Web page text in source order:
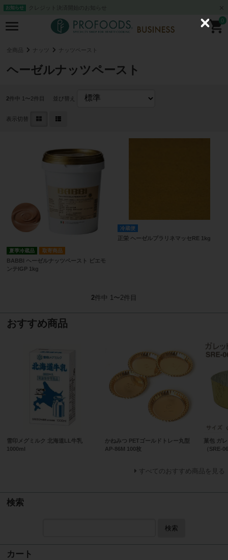
お知らせ クレジット決済開始のお知らせ
0
全商品 ナッツ ナッツペースト
ヘーゼルナッツペースト
2件中 1〜2件目 並び替え
表示切替
夏季冷蔵品 取寄商品
BABBI ヘーゼルナッツペースト ピエモ
ンテIGP 1kg
冷蔵便
正栄 ヘーゼルプラリネマッセRE 1kg
2件中 1〜2件目
おすすめ商品
雪印メグミルク 北海道LL牛乳
1000ml
かねみつ PETゴールドトレー丸型
AP-86M 100枚
菓包 ガ
（SRE-
すべてのおすすめ商品を見る
検索
検索
カート
C